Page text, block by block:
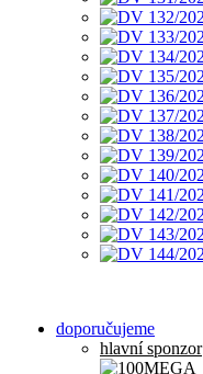
doporučujeme
hlavní sponzor